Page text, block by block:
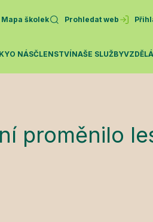
Mapa školek Prohledat web
O NÁSČLENSTVÍNAŠE SLUŽBY
proměnilo